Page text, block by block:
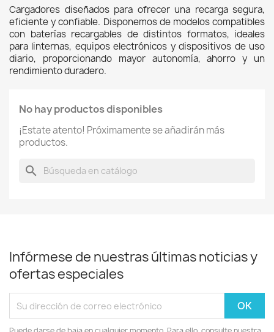
Cargadores diseñados para ofrecer una recarga segura,
eficiente y confiable. Disponemos de modelos compatibles
con baterías recargables de distintos formatos, ideales
para linternas, equipos electrónicos y dispositivos de uso
diario, proporcionando mayor autonomía, ahorro y un
rendimiento duradero.
No hay productos disponibles
¡Estate atento! Próximamente se añadirán más
productos.
search
Infórmese de nuestras últimas noticias y
ofertas especiales